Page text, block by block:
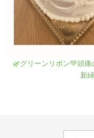
🌿グリーンリボン💚頭痛
新